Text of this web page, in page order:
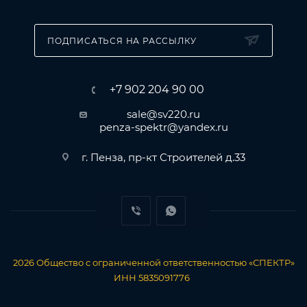
ПОДПИСАТЬСЯ НА РАССЫЛКУ
+7 902 204 90 00
sale@sv220.ru
penza-spektr@yandex.ru
г. Пенза, пр-кт Строителей д.33
2026 Общество с ограниченной ответственностью «СПЕКТР»
ИНН 5835091776